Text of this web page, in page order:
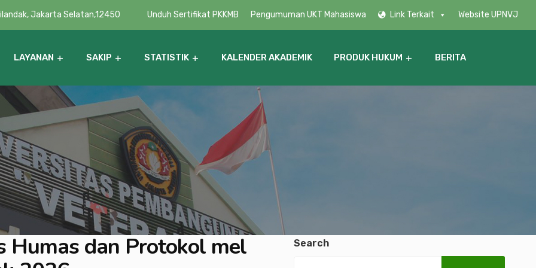
Jakarta Selatan,12450 Unduh Sertifikat PKKMB Pengumuman UKT Mahasiswa Link Terkait Website UPNVJ
LAYANAN SAKIP STATISTIK KALENDER AKADEMIK PRODUK HUKUM BERITA
Humas dan Protokol mel
Search